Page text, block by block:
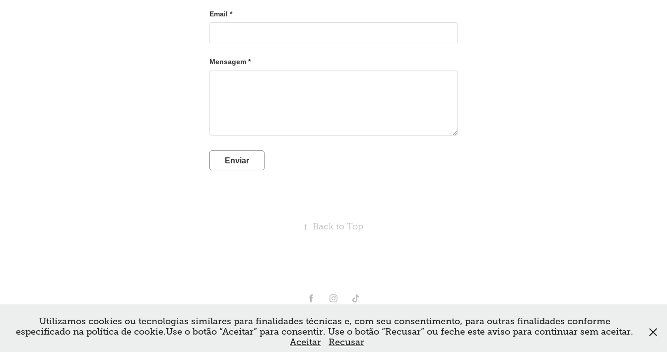
Email *
Mensagem *
Enviar
↑ Back to Top
Powered byAdobe Portfolio
Utilizamos cookies ou tecnologias similares para finalidades técnicas e, com seu consentimento, para outras finalidades conforme
especificado na política de cookie.Use o botão “Aceitar” para consentir. Use o botão “Recusar” ou feche este aviso para continuar sem aceitar.
Aceitar
Recusar